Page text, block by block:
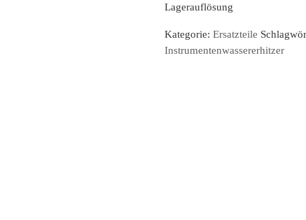
Lagerauflösung
Kategorie:Ersatzteile
Instrumentenwassererhitzer